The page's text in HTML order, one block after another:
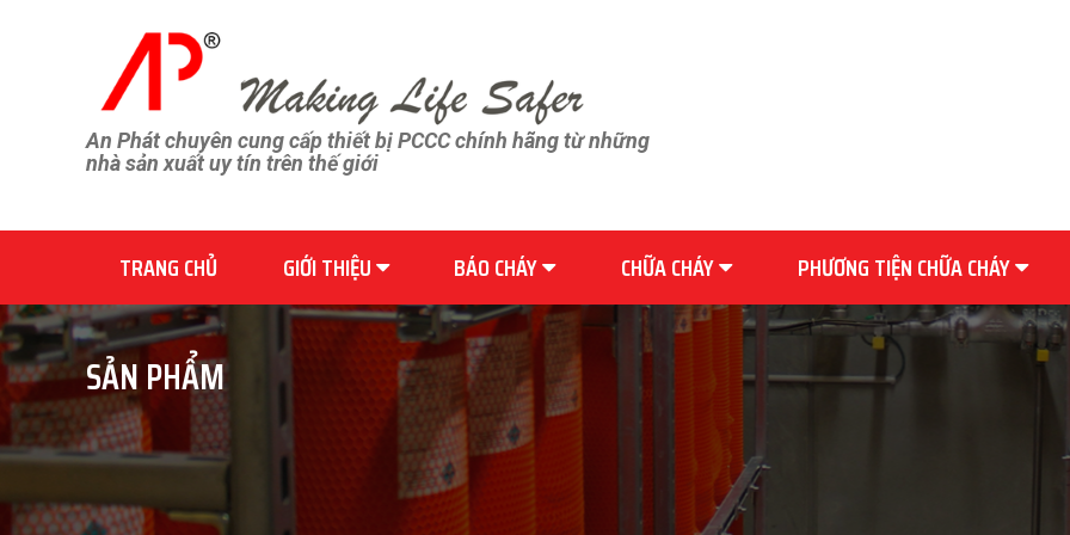
An Phát chuyên cung cấp thiết bị PCCC chính hãng từ những
nhà sản xuất uy tín trên thế giới
TRANG CHỦ GIỚI THIỆU BÁO CHÁY CHỮA CHÁY PHƯƠNG TIỆN CHỮA CHÁY
SẢN PHẨM